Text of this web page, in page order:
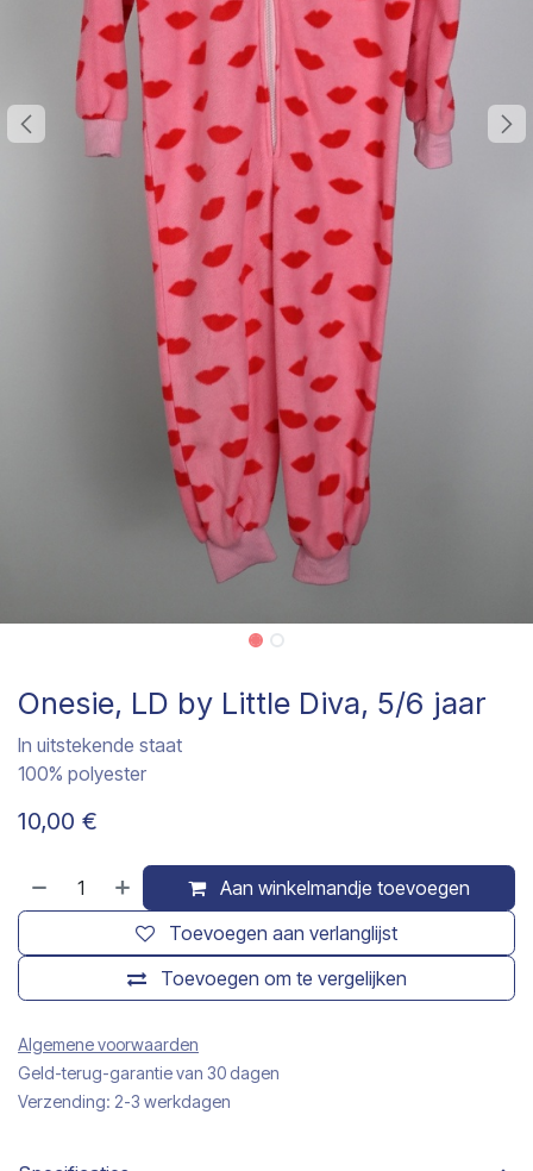
Onesie, LD by Little Diva, 5/6 jaar
In uitstekende staat
100% polyester
10,00 €
Aan winkelmandje toevoegen
Toevoegen om te vergelijken
Toevoegen aan verlanglijst
Algemene voorwaarden
Geld-terug-garantie van 30 dagen
Verzending: 2-3 werkdagen